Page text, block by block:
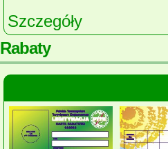
Szczegóły
Rabaty